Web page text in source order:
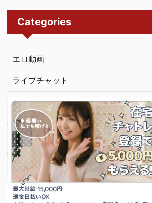
Categories
エロ動画
ライブチャット